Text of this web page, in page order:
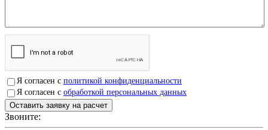
Я согласен с политикой конфиденциальности
Я согласен с обработкой персональных данных
Звоните: